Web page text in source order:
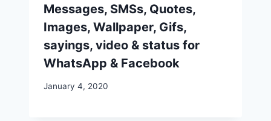
Messages, SMSs, Quotes,
Images, Wallpaper, Gifs,
sayings, video & status for
WhatsApp & Facebook
January 4, 2020